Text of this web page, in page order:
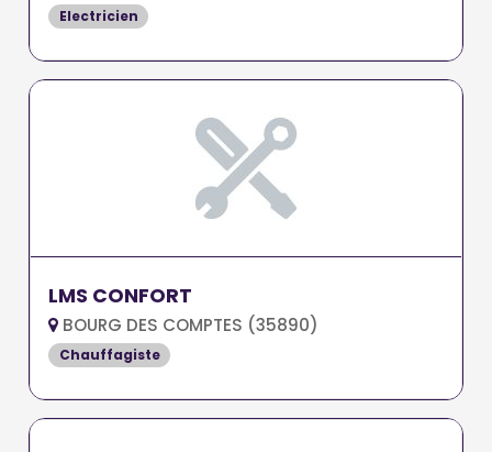
Electricien
LMS CONFORT
BOURG DES COMPTES (35890)
Chauffagiste